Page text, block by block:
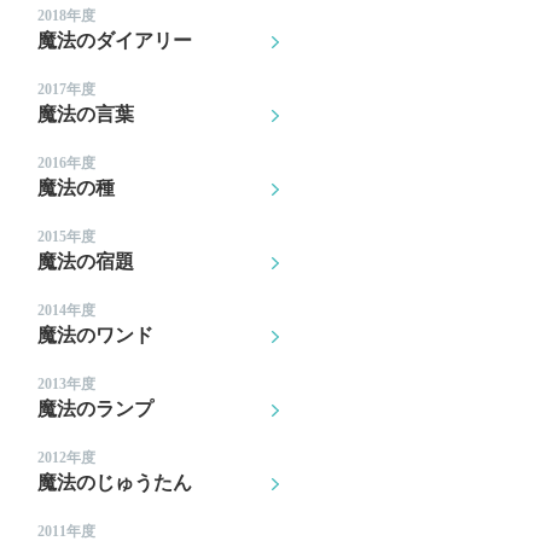
2018年度
魔法のダイアリー
2017年度
魔法の言葉
2016年度
魔法の種
2015年度
魔法の宿題
2014年度
魔法のワンド
2013年度
魔法のランプ
2012年度
魔法のじゅうたん
2011年度